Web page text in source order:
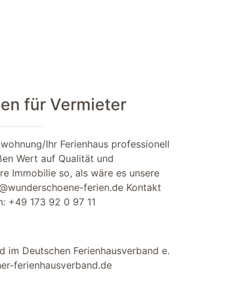
für Vermieter
Ihr Ferienhaus professionell
Wert auf Qualität und
Immobilie so, als wäre es unsere
ferien.de Kontakt
+49 173 92 0 97 11
im Deutschen Ferienhausverband e.
ferienhausverband.de